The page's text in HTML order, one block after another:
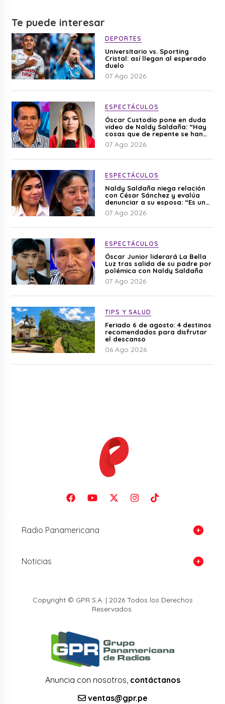
Te puede interesar
DEPORTES
Universitario vs. Sporting
Cristal: así llegan al esperado
duelo
07 Ago 2026
ESPECTÁCULOS
Óscar Custodio pone en duda
video de Naldy Saldaña: “Hay
cosas que de repente se han
editado”
07 Ago 2026
ESPECTÁCULOS
Naldy Saldaña niega relación
con César Sánchez y evalúa
denunciar a su esposa: “Es una
difamación”
07 Ago 2026
ESPECTÁCULOS
Óscar Junior liderará La Bella
Luz tras salida de su padre por
polémica con Naldy Saldaña
07 Ago 2026
TIPS Y SALUD
Feriado 6 de agosto: 4 destinos
recomendados para disfrutar
el descanso
06 Ago 2026
Radio Panamericana
Noticias
Copyright © GPR S.A. | 2026 Todos los Derechos
Reservados.
Anuncia con nosotros, contáctanos
ventas@gpr.pe